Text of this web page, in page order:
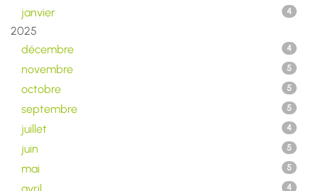
janvier 4
2025
décembre
4
novembre 5
octobre 5
septembre 5
juillet 4
juin 5
mai 5
4